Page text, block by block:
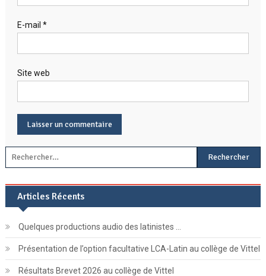
E-mail *
Site web
Rechercher :
Articles Récents
Quelques productions audio des latinistes …
Présentation de l’option facultative LCA-Latin au collège de Vittel
Résultats Brevet 2026 au collège de Vittel